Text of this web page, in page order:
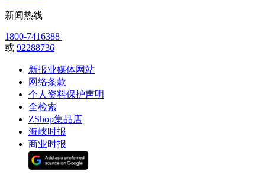
新闻热线
1800-7416388
或 92288736
新报业媒体网站
网络条款
个人资料保护声明
全检索
ZShop集品店
海峡时报
商业时报